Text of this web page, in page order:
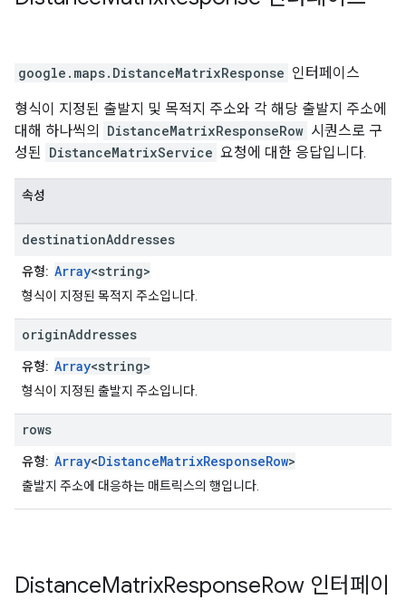
google.maps. DistanceMatrixResponse 인터페이스
형식이 지정된 출발지 및 목적지 주소와 각 해당 출발지 주소에
대해 하나씩의
DistanceMatrixResponseRow 시퀀스로 구
성된 DistanceMatrixService 요청에 대한 응답입니다.
속성
destinationAddresses
유형: Array<string>
형식이 지정된 목적지 주소입니다.
originAddresses
유형: Array<string>
형식이 지정된 출발지 주소입니다.
rows
유형: Array<DistanceMatrixResponseRow>
출발지 주소에 대응하는 매트릭스의 행입니다.
DistanceMatrixResponseRow 인터페이